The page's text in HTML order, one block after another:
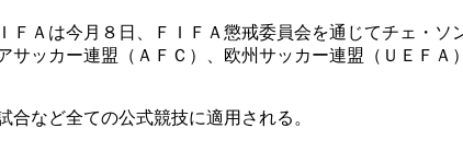
Ａは今月８日、ＦＩＦＡ懲戒委員会を通じてチェ・
ッカー連盟（ＡＦＣ）、欧州サッカー連盟（ＵＥＦＡ
など全ての公式競技に適用される。